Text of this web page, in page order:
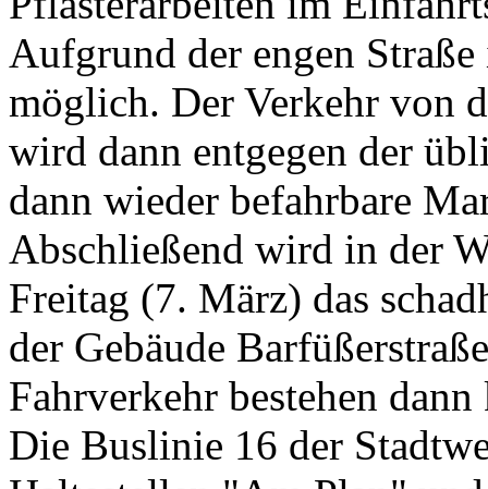
Aufgrund der engen
möglich. Der Verkehr von
wird dann entgegen der
dann wieder befahrbare
Abschließend wird in der
Freitag (7. März) das
der Gebäude
Fahrverkehr bestehen
Die Buslinie 16 der